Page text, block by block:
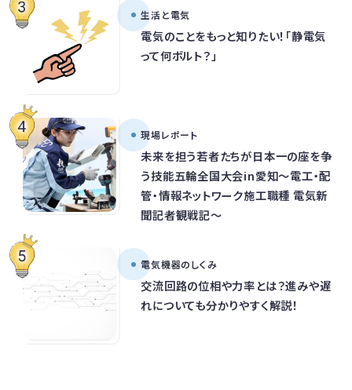
生活と電気
電気のことをもっと知りたい！「静電気
って何ボルト？」
現場レポート
未来を担う若者たちが日本一の座を争
う技能五輪全国大会in愛知～電工・配
管・情報ネットワーク施工職種 電気新
聞記者観戦記～
電気機器のしくみ
交流回路の位相や力率とは？進みや遅
れについても分かりやすく解説！